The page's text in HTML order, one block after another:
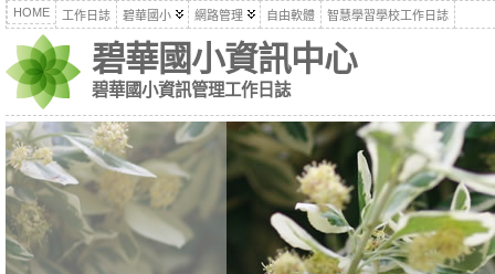
HOME 工作日誌 碧華國小 網路管理 自由軟體 智慧學習學校工作日誌
碧華國小資訊中心
碧華國小資訊管理工作日誌